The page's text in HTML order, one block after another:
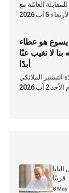
العامّة مع
5 آب 2026
هو عطاء
لا تغيب عنّا
أبدًا
التبشير الملائكي
2 آب 2026
قريبًا
8 May